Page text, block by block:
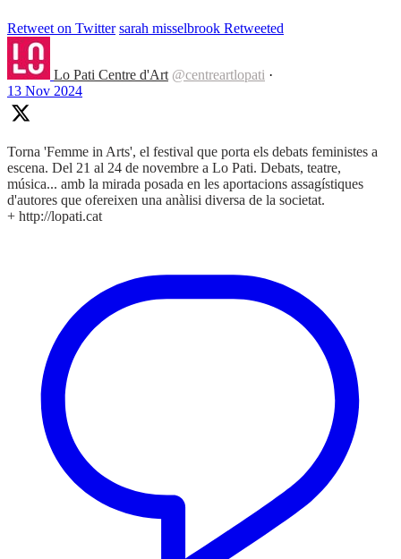
Retweet on Twitter sarah misselbrook Retweeted
Lo Pati Centre d'Art @centreartlopati ·
13 Nov 2024
Torna 'Femme in Arts', el festival que porta els debats feministes a
escena. Del 21 al 24 de novembre a Lo Pati. Debats, teatre,
música... amb la mirada posada en les aportacions assagístiques
d'autores que ofereixen una anàlisi diversa de la societat.
+ http://lopati.cat